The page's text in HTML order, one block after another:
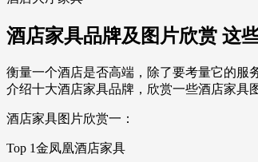
酒店家具品牌及图片欣赏 这
衡量一个酒店是否高端，除了要考量它的服
介绍十大酒店家具品牌，欣赏一些酒店家具
酒店家具图片欣赏一：
Top 1金凤凰酒店家具